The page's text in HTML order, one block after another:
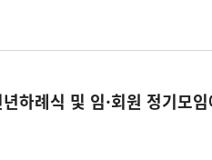
하례식 및 임·회원 정기모임